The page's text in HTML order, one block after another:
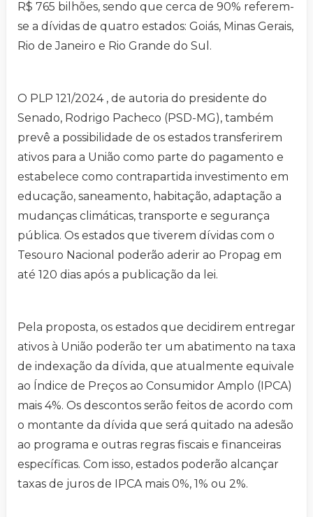
R$ 765 bilhões, sendo que cerca de 90% referem-
se a dívidas de quatro estados: Goiás, Minas Gerais,
Rio de Janeiro e Rio Grande do Sul.
O PLP 121/2024 , de autoria do presidente do
Senado, Rodrigo Pacheco (PSD-MG), também
prevê a possibilidade de os estados transferirem
ativos para a União como parte do pagamento e
estabelece como contrapartida investimento em
educação, saneamento, habitação, adaptação a
mudanças climáticas, transporte e segurança
pública. Os estados que tiverem dívidas com o
Tesouro Nacional poderão aderir ao Propag em
até 120 dias após a publicação da lei.
Pela proposta, os estados que decidirem entregar
ativos à União poderão ter um abatimento na taxa
de indexação da dívida, que atualmente equivale
ao Índice de Preços ao Consumidor Amplo (IPCA)
mais 4%. Os descontos serão feitos de acordo com
o montante da dívida que será quitado na adesão
ao programa e outras regras fiscais e financeiras
específicas. Com isso, estados poderão alcançar
taxas de juros de IPCA mais 0%, 1% ou 2%.